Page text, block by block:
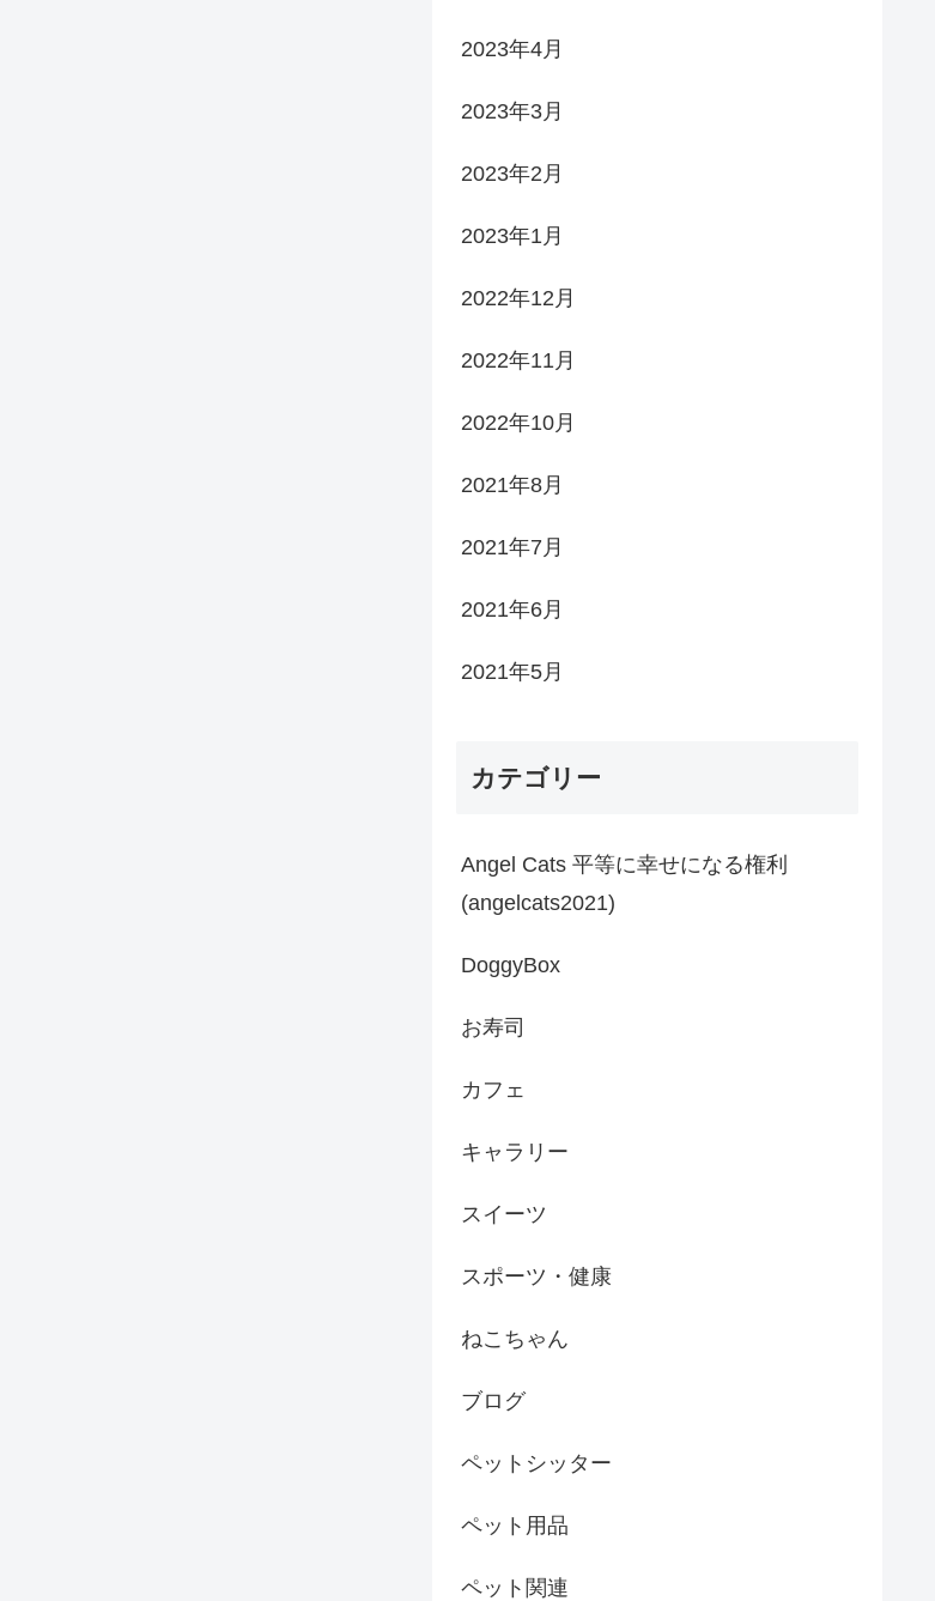
2023年4月
2023年3月
2023年2月
2023年1月
2022年12月
2022年11月
2022年10月
2021年8月
2021年7月
2021年6月
2021年5月
カテゴリー
Angel Cats 平等に幸せになる権利
(angelcats2021)
DoggyBox
お寿司
カフェ
キャラリー
スイーツ
スポーツ・健康
ねこちゃん
ブログ
ペットシッター
ペット用品
ペット関連